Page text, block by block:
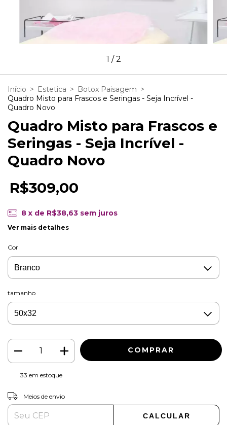
1 /2
Início > Estetica > Botox Paisagem >
Quadro Misto para Frascos e Seringas - Seja Incrível -
Quadro Novo
Quadro Misto para Frascos e
Seringas - Seja Incrível -
Quadro Novo
R$309,00
8 x de R$38,63 sem juros
Ver mais detalhes
Cor
tamanho
33 em estoque
Entregas para o CEP:
Meios de envio
CALCULAR